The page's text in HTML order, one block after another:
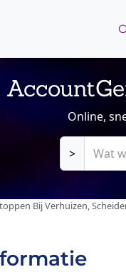
Online,
>
Bij Verhuizen,